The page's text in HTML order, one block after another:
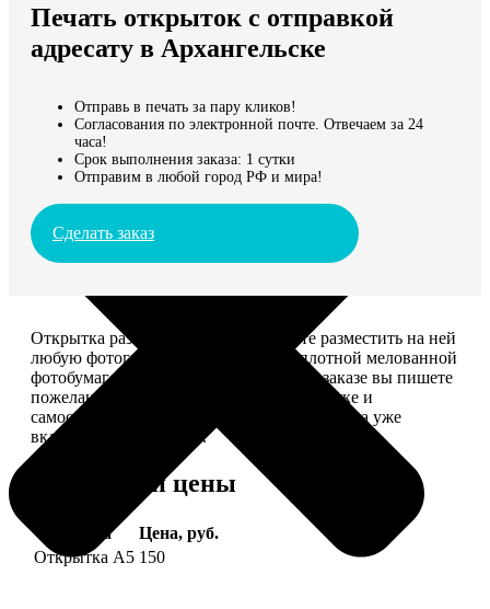
Мы доставляем по всему миру
Продолжить без города
Печать открыток с отправкой
адресату в Архангельске
Отправь в печать за пару кликов!
Согласования по электронной почте. Отвечаем за 24
часа!
Срок выполнения заказа: 1 сутки
Отправим в любой город РФ и мира!
Сделать заказ
Открытка размером 10*15, вы можете разместить на ней
любую фотографию. Печатается на плотной мелованной
фотобумаге плотностью 300 г/м2. При заказе вы пишете
пожелание, мы его напечатаем на открытке и
самостоятельно отправим адресату (доставка уже
включена в стоимость).
Форматы и цены
Услуга
Цена, руб.
Открытка А5 150